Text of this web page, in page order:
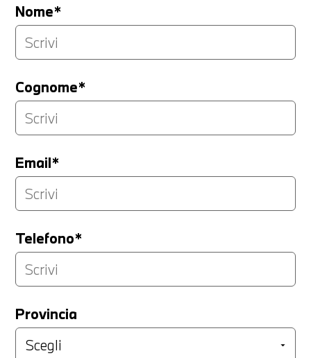
Nome*
Cognome*
Email*
Telefono*
Provincia